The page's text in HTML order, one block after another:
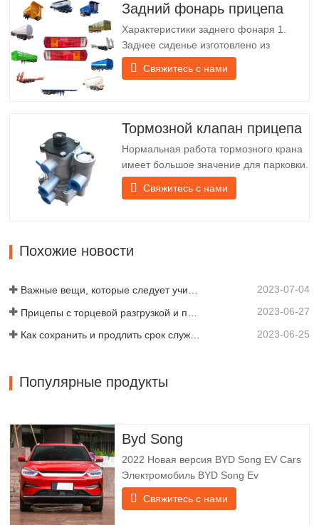
доставка О нас Chengda Group —
китайский производитель
полуприцепов с…
Задний фонарь прицепа
Характеристики заднего фонаря 1.
Заднее сиденье изготовлено из
железного кронштейна, который
гораздо прочнее других материалов. В
лучшей защиты абажура и продления
срока службы задней фонарной балки
перед абажуром крепится…
Свяжитесь с нами
Тормозной клапан прицепа
Нормальная работа тормозного крана
имеет большое значение для парковки.
Он обеспечивает техническую
поддержку плавного торможения
производителей различных типов
научные…
Свяжитесь с нами
Похожие новости
Важные вещи, которые следует учитывать перед покупкой прицепа-самосвала 2023-07-04
2023-06-27
2023-06-25
Популярные продукты
Byd Song
2022 Новая версия BYD Song EV Cars
Электромобиль BYD Song Ev
фокусируется на клиентском опыте и
разработке продуктов для
Свяжитесь с нами